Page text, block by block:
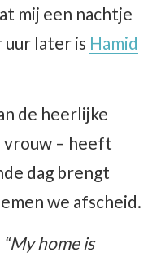
mij een nachtje
uur later is Hamid
de heerlijke
vrouw – heeft
dag brengt
we afscheid.
“My home is